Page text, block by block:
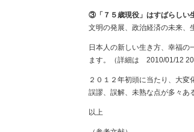
③「７５歳現役」はすばらしい
文明の発展、政治経済の未来、
日本人の新しい生き方、幸福
ます。（詳細は 2010/01/12
２０１２年初頭に当たり、大変
誤謬、誤解、未熟な点が多々あ
以上